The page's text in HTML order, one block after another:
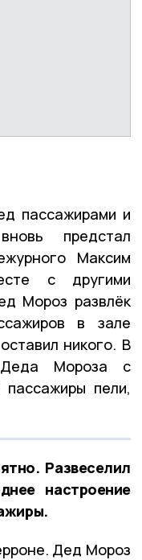
пассажирами и
предстал
Максим
с другими
Мороз развлёк
в зале
никого. В
Деда Мороза с
пели,
Развеселил
настроение
Дед Мороз